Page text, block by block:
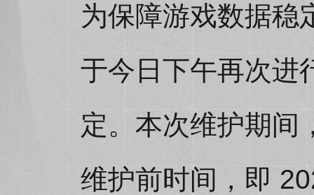
为保障游戏数据稳
于今日下午再次进
定。本次维护期间
维护前时间，即